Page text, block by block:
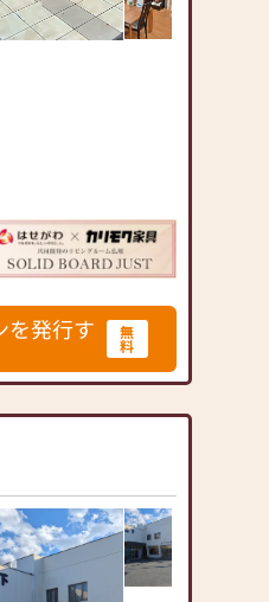
を発行す 無
料